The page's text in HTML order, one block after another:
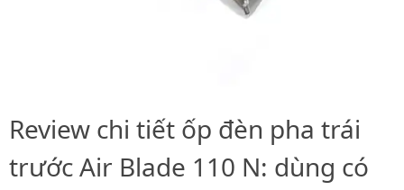
Review chi tiết ốp đèn pha trái
trước Air Blade 110 N: dùng có